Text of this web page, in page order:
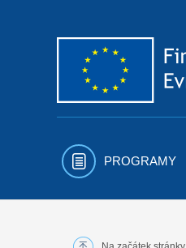
PROGRAMY